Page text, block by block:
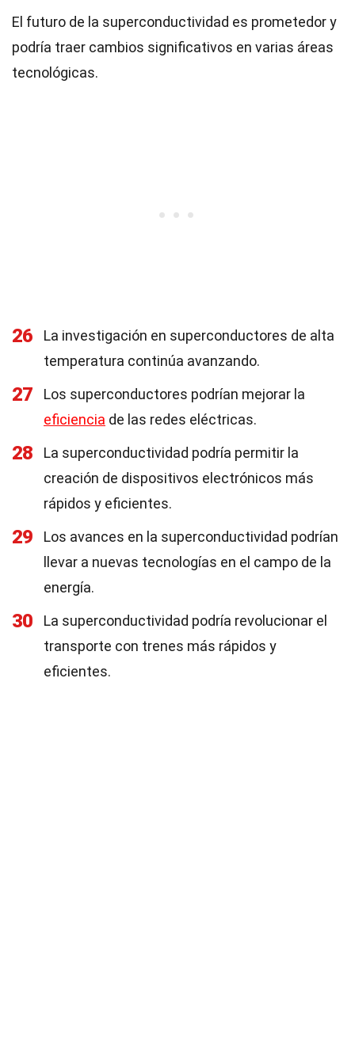
El futuro de la superconductividad es prometedor y
podría traer cambios significativos en varias áreas
tecnológicas.
26
La investigación en superconductores de alta
temperatura continúa avanzando.
27
Los superconductores podrían mejorar la
eficiencia de las redes eléctricas.
28
La superconductividad podría permitir la
creación de dispositivos electrónicos más
rápidos y eficientes.
29
Los avances en la superconductividad podrían
llevar a nuevas tecnologías en el campo de la
energía.
30
La superconductividad podría revolucionar el
transporte con trenes más rápidos y
eficientes.